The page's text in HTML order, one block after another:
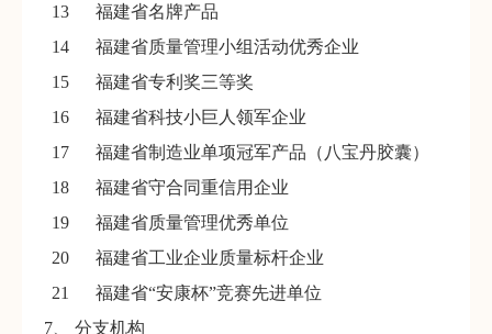
13
福建省名牌产品
14
福建省质量管理小组活动优秀企业
15
福建省专利奖三等奖
16
福建省科技小巨人领军企业
17
福建省制造业单项冠军产品（八宝丹胶囊）
18
福建省守合同重信用企业
19
福建省质量管理优秀单位
20
福建省工业企业质量标杆企业
21
福建省“安康杯”竞赛先进单位
7、 分支机构